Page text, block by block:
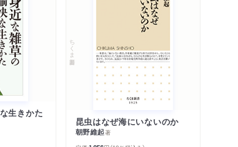
生きかた
ちくま新書
昆虫はなぜ海にいないのか
朝野維起著